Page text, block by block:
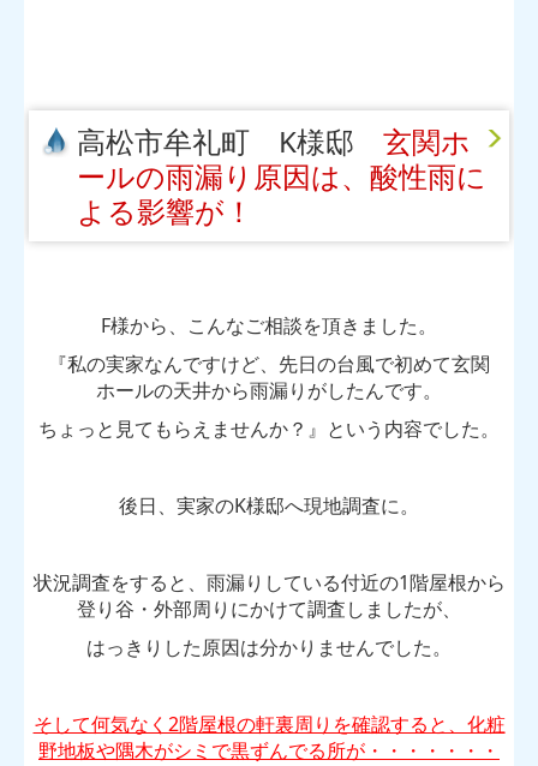
高松市牟礼町 K様邸玄関ホ
ールの雨漏り原因は、酸性雨に
よる影響が！
F様から、こんなご相談を頂きました。
『私の実家なんですけど、先日の台風で初めて玄関
ホールの天井から雨漏りがしたんです。
ちょっと見てもらえませんか？』という内容でした。
後日、実家のK様邸へ現地調査に。
状況調査をすると、雨漏りしている付近の1階屋根から
登り谷・外部周りにかけて調査しましたが、
はっきりした原因は分かりませんでした。
そして何気なく2階屋根の軒裏周りを確認すると、化粧
野地板や隅木がシミで黒ずんでる所が・・・・・・・